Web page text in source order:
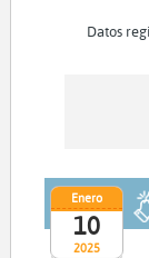
Datos
2025
Enero
10